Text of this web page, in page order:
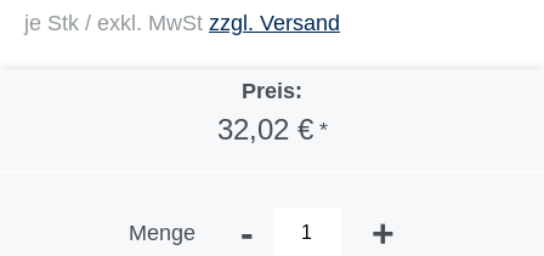
je Stk / exkl. MwSt zzgl. Versand
Preis:
32,02 €*
Menge - +